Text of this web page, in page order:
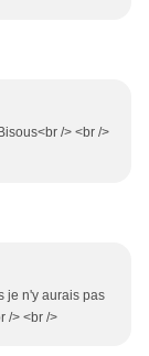
/> <br />
je n'y aurais pas
/> <br />